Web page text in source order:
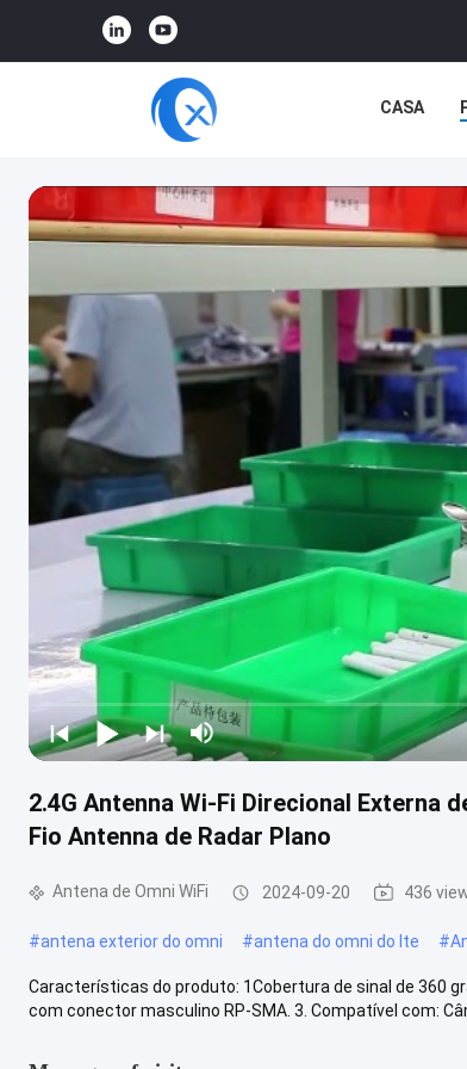
CASA
2.4G Antenna Wi-Fi Direcional Externa
Fio Antenna de Radar Plano
Antena de Omni WiFi 2024-09-20 436
#antena exterior do omni #antena do omni do lte #
Características do produto: 1Cobertura de sinal de 360
com conector masculino RP-SMA. 3. Compatível com: